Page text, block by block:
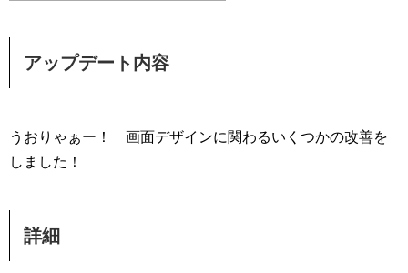
アップデート内容
うおりゃぁー！ 画面デザインに関わるいくつかの改善を
しました！
詳細